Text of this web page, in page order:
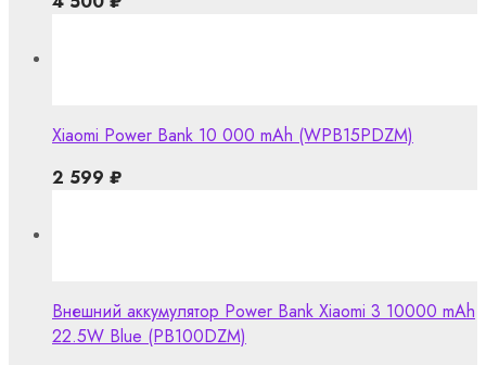
Xiaomi Power Bank 10 000 mAh (WPB15PDZM)
2 599 ₽
Внешний аккумулятор Power Bank Xiaomi 3 10000 mAh
22.5W Blue (PB100DZM)